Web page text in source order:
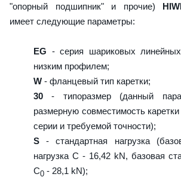
"опорный подшипник" и прочие)
имеет следующие параметры:
EG - серия шариковых
низким профилем;
W - фланцевый тип каретки;
30 - типоразмер (данный
размерную совместимость
серии и требуемой точности);
S - стандартная нагрузка
нагрузка C - 16,42 kN, базовая
С0 - 28,1 kN);